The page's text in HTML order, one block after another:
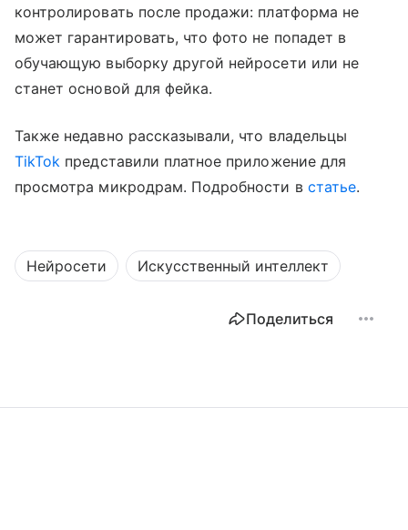
контролировать после продажи: платформа не
может гарантировать, что фото не попадет в
обучающую выборку другой нейросети или не
станет основой для фейка.
Также недавно рассказывали, что владельцы
TikTok представили платное приложение для
просмотра микродрам. Подробности в статье.
Нейросети Искусственный интеллект
Поделиться